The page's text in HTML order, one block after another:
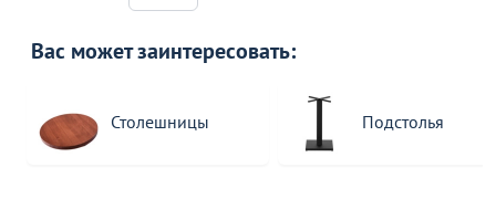
Вас может заинтересовать:
Столешницы Подстолья